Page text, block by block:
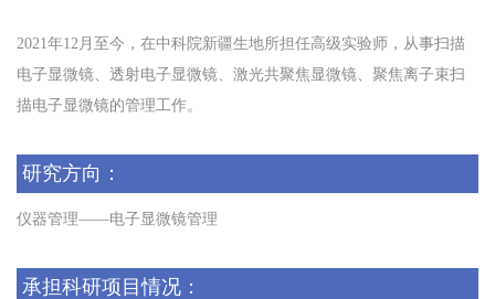
2021年12月 至今 ， 在中科院新疆生地所担任高级实验师，从事扫描
电子显微镜、透射电子显微镜、激光共聚焦显微镜、聚焦离子束扫
描电子显微镜的管理工作。
研究方向：
仪器管理——电子显微镜管理
承担科研项目情况：